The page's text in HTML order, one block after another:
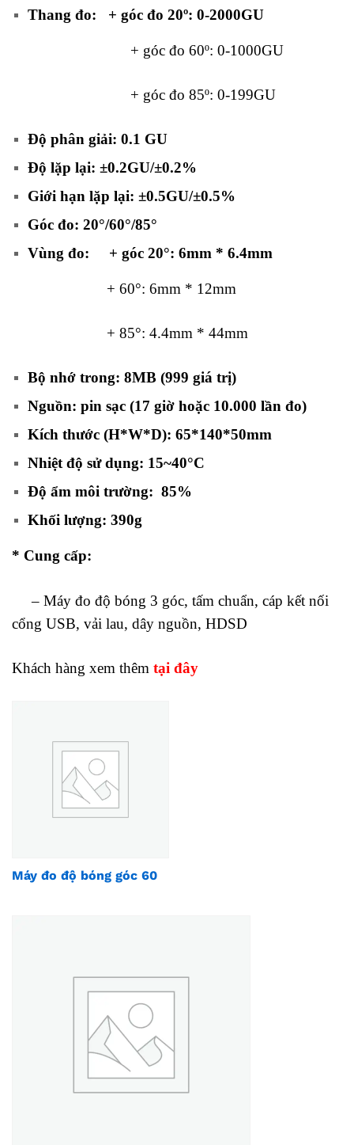
Thang đo: + góc đo 20º: 0-2000GU
+ góc đo 60º: 0-1000GU
+ góc đo 85º: 0-199GU
Độ phân giải: 0.1 GU
Độ lặp lại: ±0.2GU/±0.2%
Giới hạn lặp lại: ±0.5GU/±0.5%
Góc đo: 20°/60°/85°
Vùng đo: + góc 20°: 6mm * 6.4mm
+ 60°: 6mm * 12mm
+ 85°: 4.4mm * 44mm
Bộ nhớ trong: 8MB (999 giá trị)
Nguồn: pin sạc (17 giờ hoặc 10.000 lần đo)
Kích thước (H*W*D): 65*140*50mm
Nhiệt độ sử dụng: 15~40°C
Độ ẩm môi trường: 85%
Khối lượng: 390g
* Cung cấp:
– Máy đo độ bóng 3 góc, tấm chuẩn, cáp kết nối
cổng USB, vải lau, dây nguồn, HDSD
Khách hàng xem thêm tại đây
Máy đo độ bóng góc 60